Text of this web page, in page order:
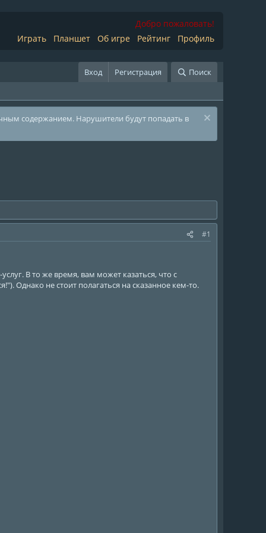
Добро пожаловать!
Играть
Планшет Об игре Рейтинг Профиль
Вход Регистрация
Поиск
содержанием. Нарушители будут попадать в
#1
В то же время, вам может казаться, что с
Однако не стоит полагаться на сказанное кем-то.